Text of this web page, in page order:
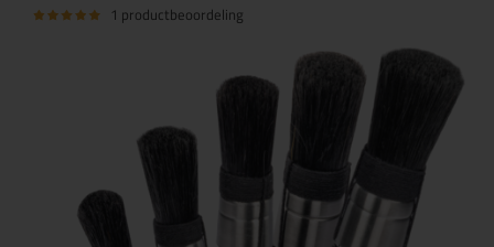
1 productbeoordeling